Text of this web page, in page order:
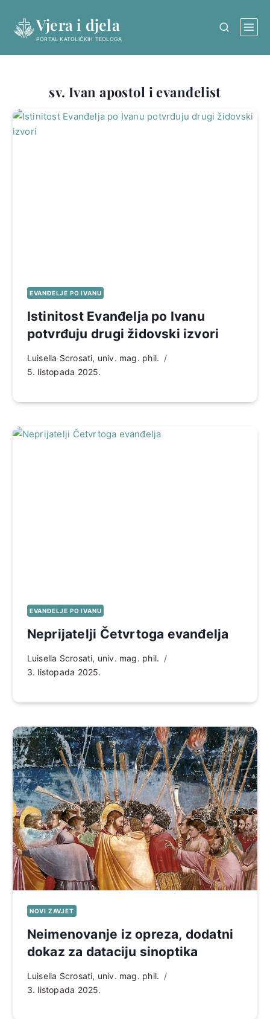
content
Vjera i djela
PORTAL KATOLIČKIH TEOLOGA
sv. Ivan apostol i evanđelist
EVANĐELJE PO IVANU
Istinitost Evanđelja po Ivanu
potvrđuju drugi židovski izvori
Luisella Scrosati, univ. mag. phil.
5. listopada 2025.
EVANĐELJE PO IVANU
Neprijatelji Četvrtoga evanđelja
Luisella Scrosati, univ. mag. phil.
3. listopada 2025.
NOVI ZAVJET
Neimenovanje iz opreza, dodatni
dokaz za dataciju sinoptika
Luisella Scrosati, univ. mag. phil.
3. listopada 2025.